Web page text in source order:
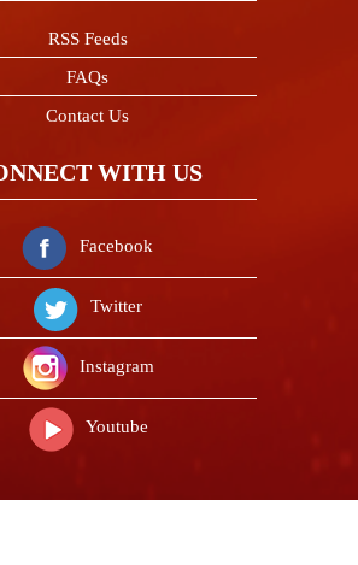
RSS Feeds
FAQs
Contact Us
WITH US
Facebook
Twitter
Instagram
Youtube